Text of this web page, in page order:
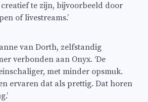
te zijn, bijvoorbeeld door
of livestreams.’
van Dorth, zelfstandig
verbonden aan Onyx. ‘De
met minder opsmuk.
ervaren dat als prettig. Dat horen